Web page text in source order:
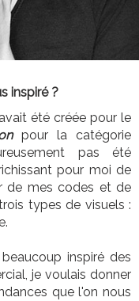
inspiré ?
été créée pour le
pour la catégorie
pas été
pour moi de
de mes codes et de
types de visuels :
inspiré des
je voulais donner
que l'on nous